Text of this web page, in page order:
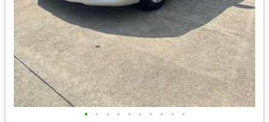
• • • • • • • • • •